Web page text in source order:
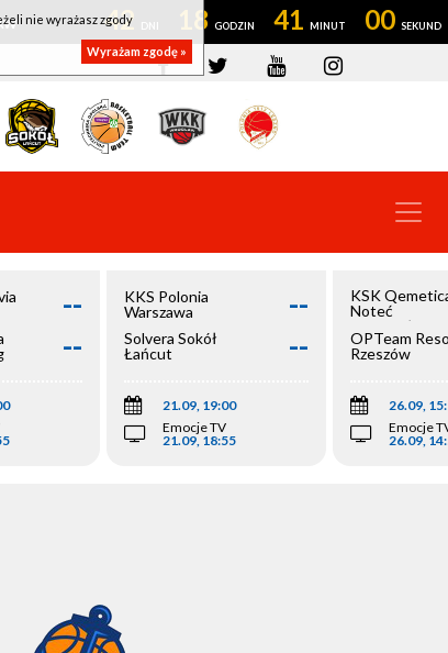
42 18 40 59
--
--
KKS Polonia
Warszawa
--
Solvera Sokół
Łańcut
--
21.09, 19:00
Emocje TV
21.09, 18:55
KSK
Noteć
Inowrocław
OPTeam
Rzeszów
26.09,
Emocje
26.09,
nie wyrażasz zgody
Wyrażam zgodę »